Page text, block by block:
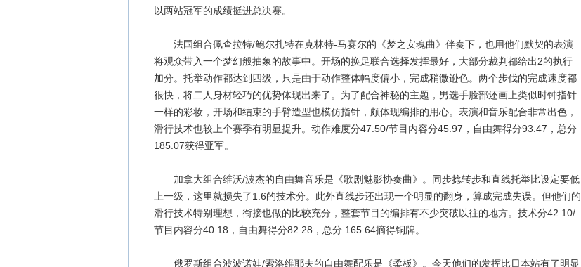
以两站冠军的成绩挺进总决赛。
法国组合佩查拉特/鲍尔扎特在克林特-马赛尔的《梦之安魂曲》伴奏下，也用他们默契的表演
将观众带入一个梦幻般抽象的故事中。开场的换足联合选择发挥最好，大部分裁判都给出2的执行
加分。托举动作都达到四级，只是由于动作整体幅度偏小，完成稍微逊色。两个步伐的完成速度都
很快，将二人身材轻巧的优势体现出来了。为了配合神秘的主题，男选手脸部还画上类似时钟指针
一样的彩妆，开场和结束的手臂造型也模仿指针，颇体现编排的用心。表演和音乐配合非常出色，
滑行技术也较上个赛季有明显提升。动作难度分47.50/节目内容分45.97，自由舞得分93.47，总分
185.07获得亚军。
加拿大组合维沃/波杰的自由舞音乐是《歌剧魅影协奏曲》。同步捻转步和直线托举比设定要低
上一级，这里就损失了1.6的技术分。此外直线步还出现一个明显的翻身，算成完成失误。但他们的
滑行技术特别理想，衔接也做的比较充分，整套节目的编排有不少突破以往的地方。技术分42.10/
节目内容分40.18，自由舞得分82.28，总分 165.64摘得铜牌。
俄罗斯组合波波诺娃/索洛维耶夫的自由舞配乐是《柔板》。今天他们的发挥比日本站有了明显